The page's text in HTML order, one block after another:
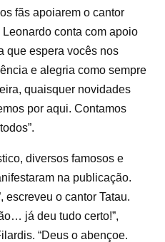
fãs apoiarem o cantor
Leonardo conta com apoio
que espera vocês nos
e alegria como sempre
quaisquer novidades
por aqui. Contamos
diversos famosos e
na publicação.
escreveu o cantor Tatau.
já deu tudo certo!”,
“Deus o abençoe.